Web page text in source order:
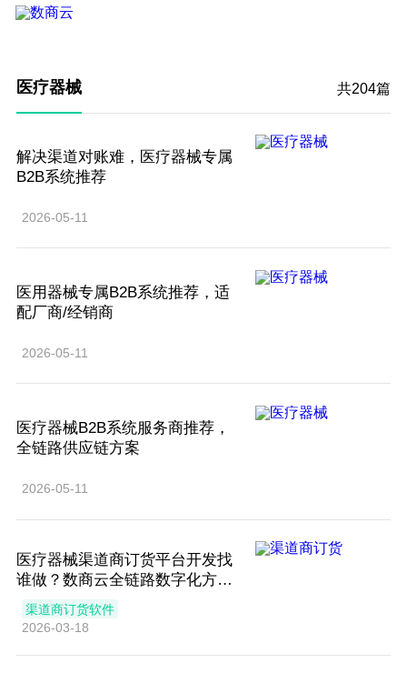
医疗器械 共204篇
解决渠道对账难，医疗器械专属
B2B系统推荐
2026-05-11
医用器械专属B2B系统推荐，适
配厂商/经销商
2026-05-11
医疗器械B2B系统服务商推荐，
全链路供应链方案
2026-05-11
医疗器械渠道商订货平台开发找
谁做？数商云全链路数字化方案
赋能业务增长
渠道商订货软件
2026-03-18